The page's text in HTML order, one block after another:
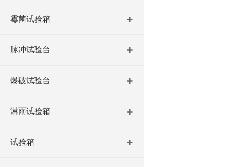
霉菌试验箱
脉冲试验台
爆破试验台
淋雨试验箱
试验箱